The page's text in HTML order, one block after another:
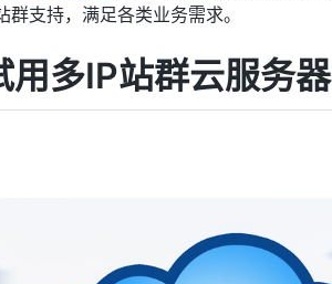
支持，满足各类业务需求。
多IP站群云服务器